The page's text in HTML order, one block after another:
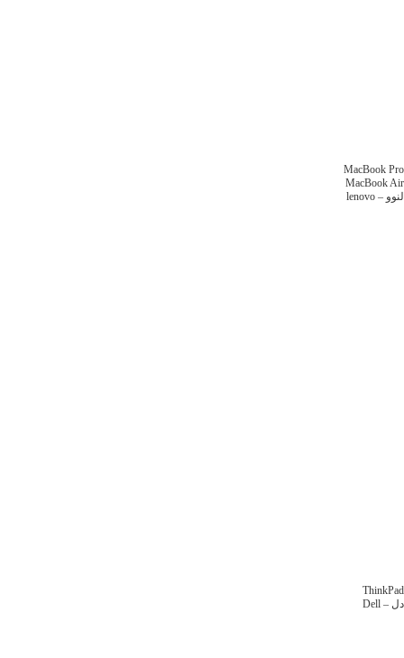
MacBook Pro
MacBook Air
لنوو – lenovo
ThinkPad
دل – Dell